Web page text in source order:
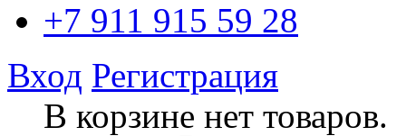
+7 911 915 59 28
Вход Регистрация
В корзине нет товаров.